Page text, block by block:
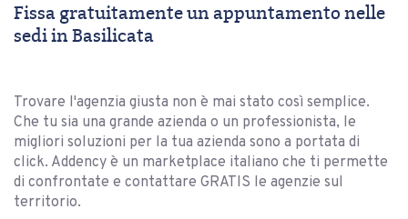
Fissa gratuitamente un appuntamento nelle
sedi in Basilicata
Trovare l'agenzia giusta non è mai stato così semplice.
Che tu sia una grande azienda o un professionista, le
migliori soluzioni per la tua azienda sono a portata di
click. Addency è un marketplace italiano che ti permette
di confrontate e contattare GRATIS le agenzie sul
territorio.